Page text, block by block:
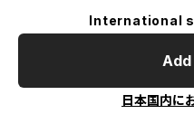
International
日本国内に